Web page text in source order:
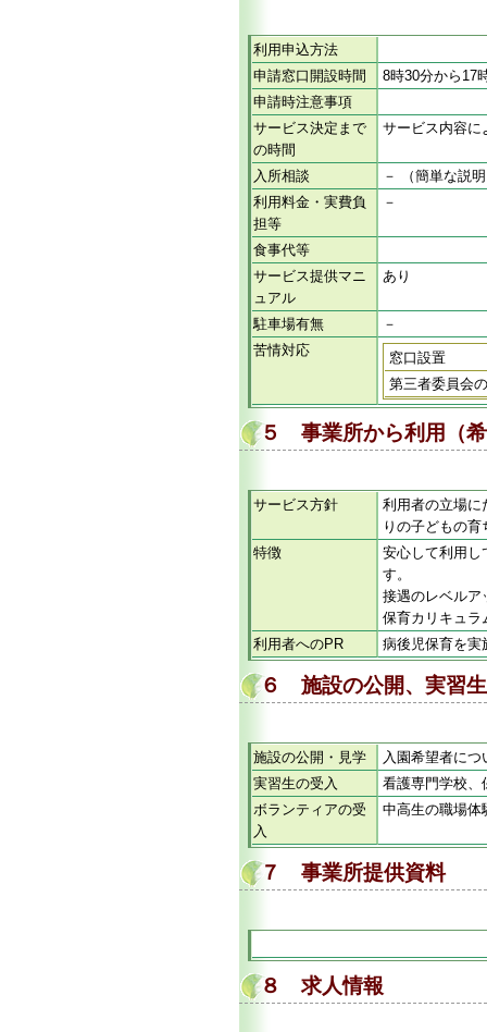
利用申込方法
申請窓口開設時間
8時30分から17
申請時注意事項
サービス決定まで
の時間
サービス内容
入所相談
－ （簡単な説
利用料金・実費負
担等
－
食事代等
サービス提供マニ
ュアル
あり
駐車場有無
－
苦情対応
窓口設置
第三者委員会
５ 事業所から利用（
サービス方針
利用者の立場に
りの子どもの
特徴
安心して利用し
す。
接遇のレベルア
保育カリキュラ
利用者へのPR
病後児保育を
６ 施設の公開、実習
施設の公開・見学
入園希望者に
実習生の受入
看護専門学校
ボランティアの受
入
中高生の職場
７ 事業所提供資料
８ 求人情報